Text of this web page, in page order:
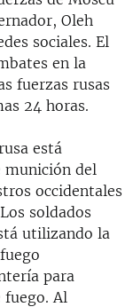
Oleh
sociales. El
en la
fuerzas rusas
24 horas.
está
munición del
occidentales
soldados
utilizando la
para
fuego. Al